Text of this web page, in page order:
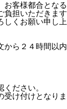
お客様都合となる
負担いただきます
しくお願い申し上
から２４時間以内
ください。
受け付けとなりま